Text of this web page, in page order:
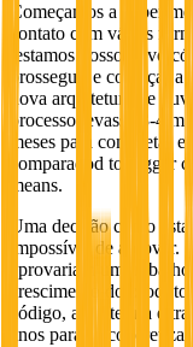
Começamos a
contato com vários
testamos nosso novo
prosseguir e começar a
nova arquitetura de
processo levasse 3-4
meses para completar
comparadod to bigger
means.
Uma decisão como
impossível de aprovar.
aprovariam um
crescimento do
código, arquitetura e
anos para se